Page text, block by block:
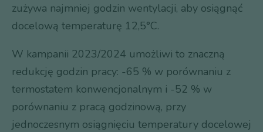
zużywa najmniej godzin wentylacji, aby osiągnąć
docelową temperaturę 12,5°C.
W kampanii 2023/2024 umożliwi to znaczną
redukcję godzin pracy: -65 % w porównaniu z
termostatem konwencjonalnym i -52 % w
porównaniu z pracą godzinową, przy
jednoczesnym osiągnięciu temperatury docelowej